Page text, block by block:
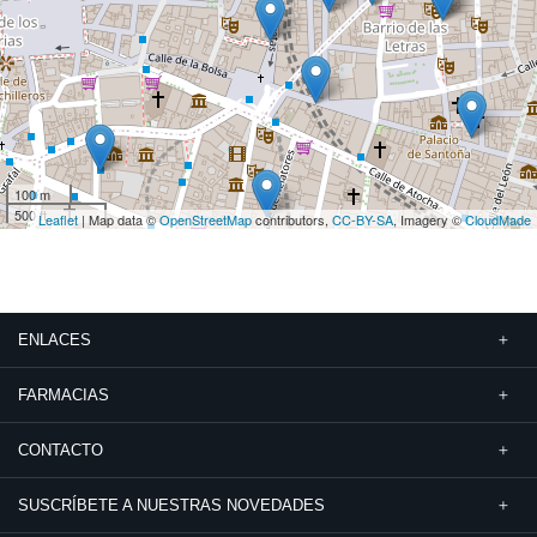
100 m
500 ftLeaflet | Map data ©OpenStreetMapcontributors, CC-BY-SA, Imagery ©CloudMade
ENLACES
FARMACIAS
CONTACTO
SUSCRÍBETE A NUESTRAS NOVEDADES